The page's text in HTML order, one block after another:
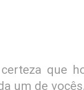
que
um de